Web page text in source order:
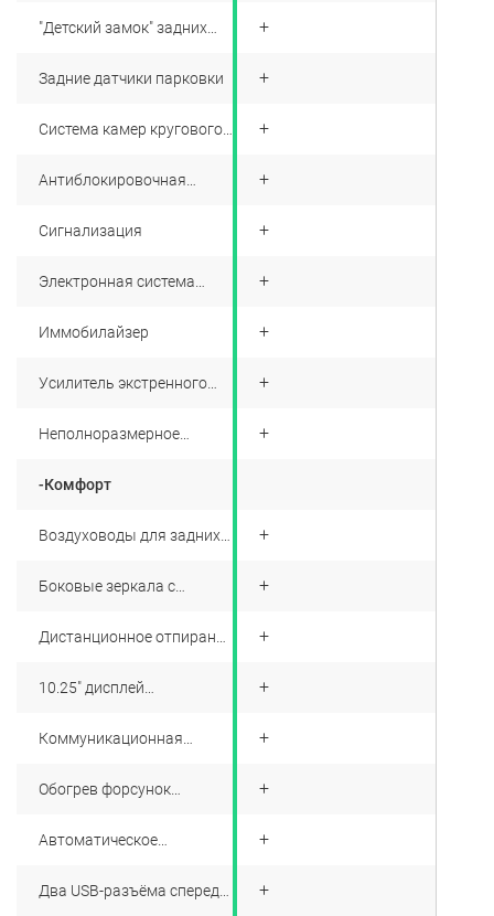
"Детский замок" задних
Задние датчики парковки
Система камер кругового
Антиблокировочная
Сигнализация
Электронная система
Иммобилайзер
Усилитель экстренного
Неполноразмерное
-Комфорт
Воздуховоды для задних
Боковые зеркала с
Дистанционное отпирание
10.25" дисплей
Коммуникационная
Обогрев форсунок
Автоматическое
Два USB-разъёма спереди
+
+
+
+
+
+
+
+
+
+
+
+
+
+
+
+
+